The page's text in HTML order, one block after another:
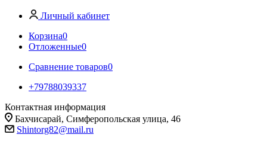
Личный кабинет
Корзина0
Отложенные0
Сравнение товаров0
+79788039337
Контактная информация
Бахчисарай, Симферопольская улица, 46
Shintorg82@mail.ru